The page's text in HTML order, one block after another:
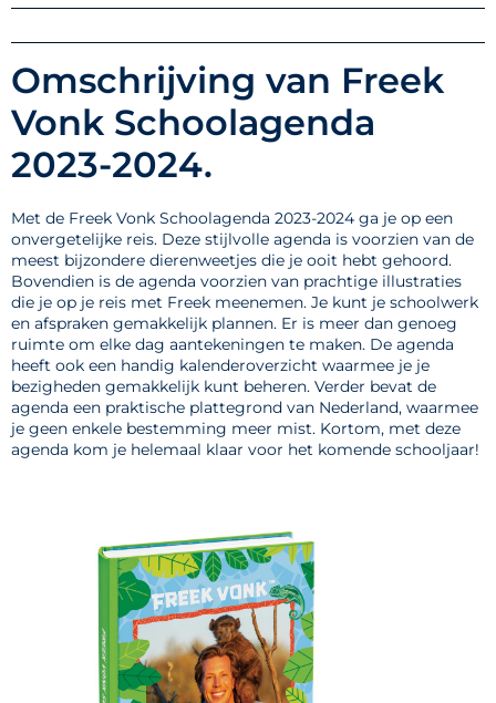
Omschrijving van Freek
Vonk Schoolagenda
2023-2024.
Met de Freek Vonk Schoolagenda 2023-2024 ga je op een
onvergetelijke reis. Deze stijlvolle agenda is voorzien van de
meest bijzondere dierenweetjes die je ooit hebt gehoord.
Bovendien is de agenda voorzien van prachtige illustraties
die je op je reis met Freek meenemen. Je kunt je schoolwerk
en afspraken gemakkelijk plannen. Er is meer dan genoeg
ruimte om elke dag aantekeningen te maken. De agenda
heeft ook een handig kalenderoverzicht waarmee je je
bezigheden gemakkelijk kunt beheren. Verder bevat de
agenda een praktische plattegrond van Nederland, waarmee
je geen enkele bestemming meer mist. Kortom, met deze
agenda kom je helemaal klaar voor het komende schooljaar!